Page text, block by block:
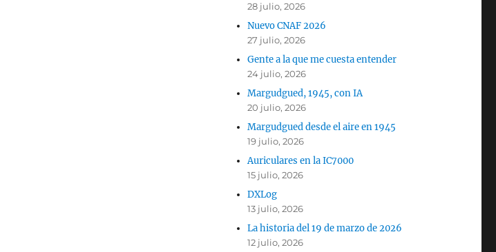
28 julio, 2026
Nuevo CNAF 2026
27 julio, 2026
Gente a la que me cuesta entender
24 julio, 2026
Margudgued, 1945, con IA
20 julio, 2026
Margudgued desde el aire en 1945
19 julio, 2026
Auriculares en la IC7000
15 julio, 2026
DXLog
13 julio, 2026
La historia del 19 de marzo de 2026
12 julio, 2026